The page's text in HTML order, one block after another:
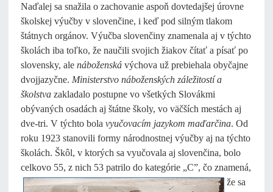
Naďalej sa snažila o zachovanie aspoň dovtedajšej úrovne
školskej výučby v slovenčine, i keď pod silným tlakom
štátnych orgánov. Výučba slovenčiny znamenala aj v týchto
školách iba toľko, že naučili svojich žiakov čítať a písať po
slovensky, ale náboženská výchova už prebiehala obyčajne
dvojjazyčne. Ministerstvo náboženských záležitostí a
školstva zakladalo postupne vo všetkých Slovákmi
obývaných osadách aj štátne školy, vo väčších mestách aj
dve-tri. V týchto bola vyučovacím jazykom maďarčina. Od
roku 1923 stanovili formy národnostnej výučby aj na týchto
školách. Škôl, v ktorých sa vyučovala aj slovenčina, bolo
celkovo 55, z nich 53 patrilo do kategórie „C”, čo znamená,
že sa